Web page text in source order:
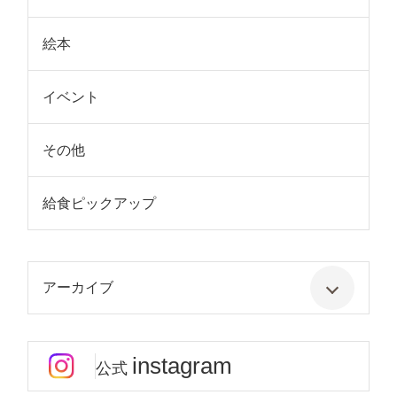
絵本
イベント
その他
給食ピックアップ
アーカイブ
公式 instagram